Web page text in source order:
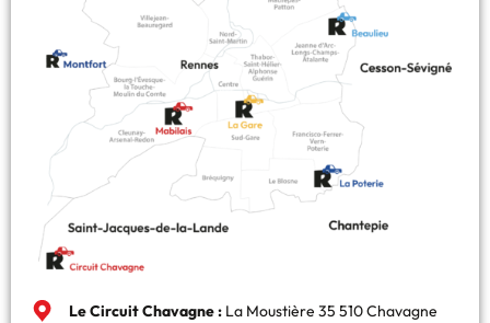
Le Circuit Chavagne : La Moustière 35 510 Chavagne